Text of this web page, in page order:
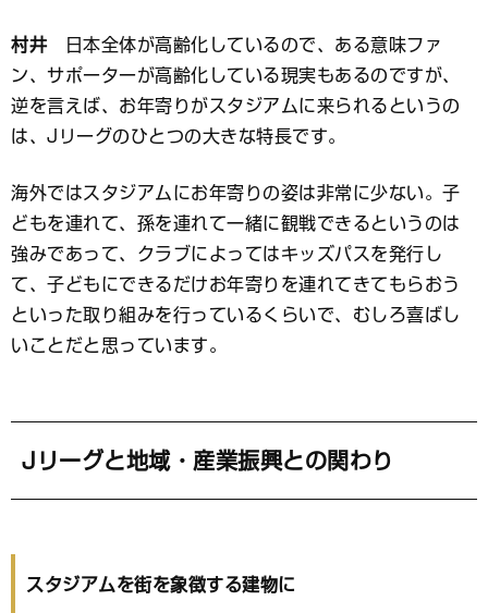
村井日本全体が高齢化しているので、ある意味ファ
ン、サポーターが高齢化している現実もあるのですが、
逆を言えば、お年寄りがスタジアムに来られるというの
は、Jリーグのひとつの大きな特長です。
海外ではスタジアムにお年寄りの姿は非常に少ない。子
どもを連れて、孫を連れて一緒に観戦できるというのは
強みであって、クラブによってはキッズパスを発行し
て、子どもにできるだけお年寄りを連れてきてもらおう
といった取り組みを行っているくらいで、むしろ喜ばし
いことだと思っています。
Jリーグと地域・産業振興との関わり
スタジアムを街を象徴する建物に